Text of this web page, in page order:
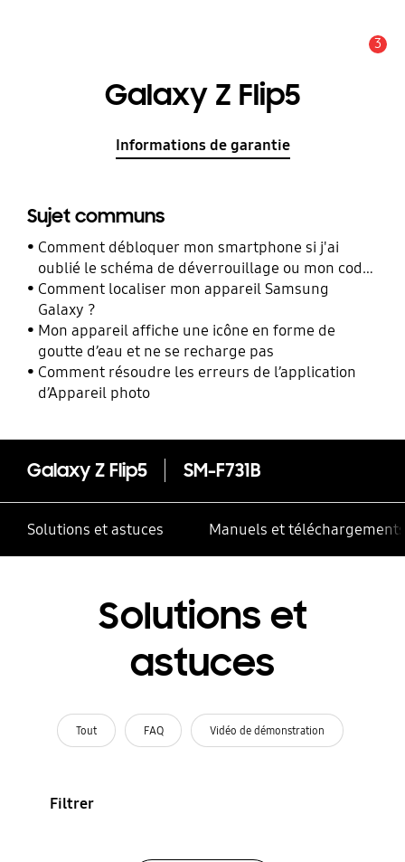
3
Galaxy Z Flip5
Informations de garantie
Sujet communs
Comment débloquer mon smartphone si j'ai
oublié le schéma de déverrouillage ou mon code
PIN ?
Comment localiser mon appareil Samsung
Galaxy ?
Mon appareil affiche une icône en forme de
goutte d’eau et ne se recharge pas
Comment résoudre les erreurs de l’application
d’Appareil photo
Galaxy Z Flip5 SM-F731B
Solutions et astuces Manuels et téléchargements
Solutions et
astuces
Tout FAQ Vidéo de démonstration
Filtrer